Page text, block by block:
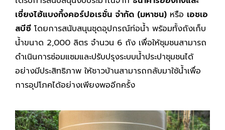
เซี่ยงไฮ้แบงกิ้งคอร์ปอเรชั่น จำกัด (มหาชน) หรือ เอชเอ
สบีซี โดยการสนับสนุนชุดอุปกรณ์ท่อน้ำ พร้อมทั้งถังเก็บ
น้ำขนาด 2,000 ลิตร จำนวน 6 ถัง เพื่อให้ชุมชนสามารถ
ดำเนินการซ่อมแซมและปรับปรุงระบบน้ำประปาชุมชนได้
อย่างมีประสิทธิภาพ ให้ชาวบ้านสามารถกลับมาใช้น้ำเพื่อ
การอุปโภคได้อย่างเพียงพออีกครั้ง